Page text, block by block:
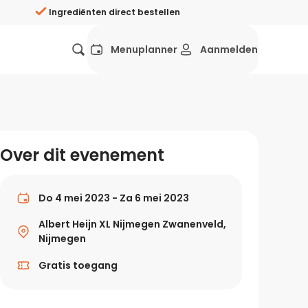
Ingrediënten direct bestellen
Wat eten we vandaag?
Gezonde recepten
Recepten avondeten
Makkelijke recepten
Menuplanner Aanmelden
Over dit evenement
Do 4 mei 2023 - Za 6 mei 2023
Albert Heijn XL Nijmegen Zwanenveld,
Nijmegen
Gratis toegang